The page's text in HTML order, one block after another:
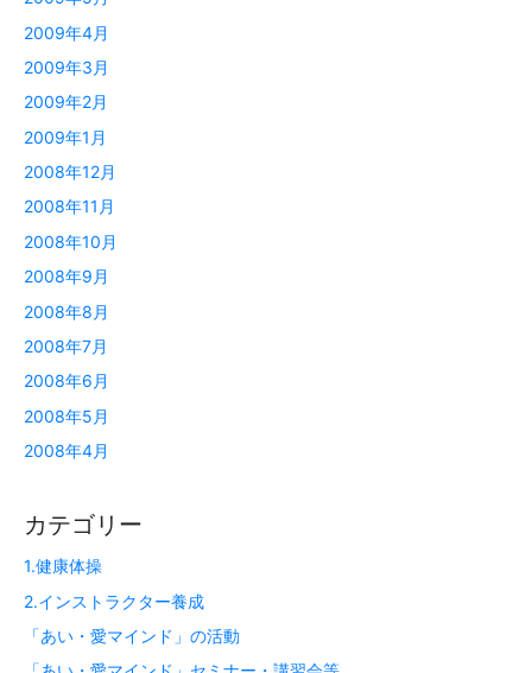
2009年4月
2009年3月
2009年2月
2009年1月
2008年12月
2008年11月
2008年10月
2008年9月
2008年8月
2008年7月
2008年6月
2008年5月
2008年4月
カテゴリー
1.健康体操
2.インストラクター養成
「あい・愛マインド」の活動